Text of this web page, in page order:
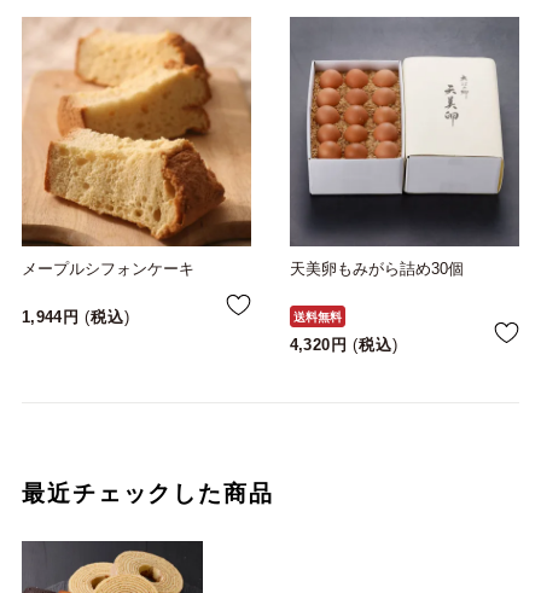
メープルシフォンケーキ
1,944 税込
天美卵もみがら詰め30個
送料無料
4,320 税込
最近チェックした商品